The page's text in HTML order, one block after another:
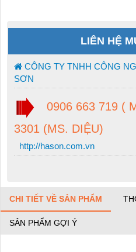
LIÊN HỆ
CÔNG TY TNHH CÔNG
SƠN
0906 663 719 (
3301 (MS. DIỆU)
http://hason.com.vn
CHI TIẾT VỀ SẢN PHẨM
SẢN PHẨM GỢI Ý